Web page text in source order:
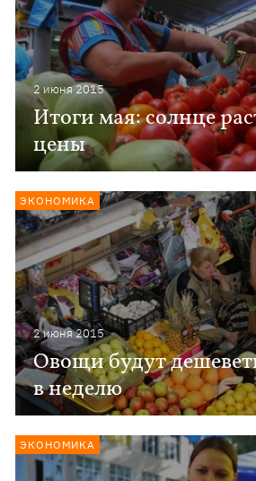
2 июня 2015
Итоги мая: солнце
цены
2 июня 2015
Овощи будут
в неделю
ЭКОНОМИКА
ЭКОНОМИКА